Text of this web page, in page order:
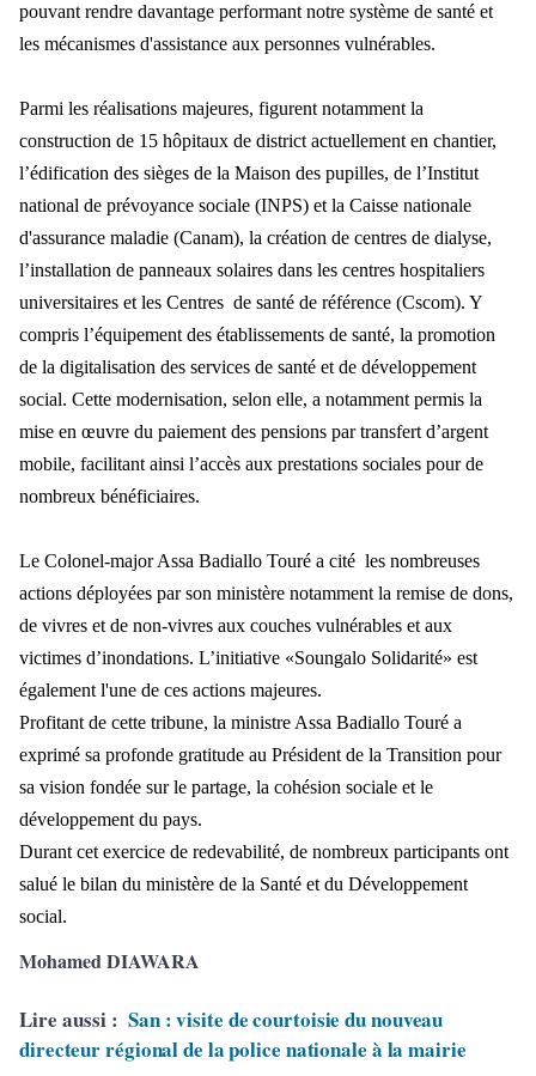
pouvant rendre davantage performant notre système de santé et
les mécanismes d'assistance aux personnes vulnérables.
Parmi les réalisations majeures, figurent notamment la
construction de 15 hôpitaux de district actuellement en chantier,
l’édification des sièges de la Maison des pupilles, de l’Institut
national de prévoyance sociale (INPS) et la Caisse nationale
d'assurance maladie (Canam), la création de centres de dialyse,
l’installation de panneaux solaires dans les centres hospitaliers
universitaires et les Centres de santé de référence (Cscom). Y
compris l’équipement des établissements de santé, la promotion
de la digitalisation des services de santé et de développement
social. Cette modernisation, selon elle, a notamment permis la
mise en œuvre du paiement des pensions par transfert d’argent
mobile, facilitant ainsi l’accès aux prestations sociales pour de
nombreux bénéficiaires.
Le Colonel-major Assa Badiallo Touré a cité les nombreuses
actions déployées par son ministère notamment la remise de dons,
de vivres et de non-vivres aux couches vulnérables et aux
victimes d’inondations. L’initiative «Soungalo Solidarité» est
également l'une de ces actions majeures.
Profitant de cette tribune, la ministre Assa Badiallo Touré a
exprimé sa profonde gratitude au Président de la Transition pour
sa vision fondée sur le partage, la cohésion sociale et le
développement du pays.
Durant cet exercice de redevabilité, de nombreux participants ont
salué le bilan du ministère de la Santé et du Développement
social.
Mohamed DIAWARA
Lire aussi : San : visite de courtoisie du nouveau
directeur régional de la police nationale à la mairie